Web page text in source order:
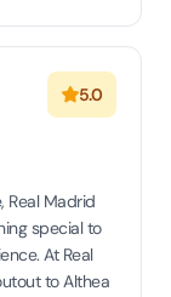
5.0
Real Madrid
special to
At Real
to Althea